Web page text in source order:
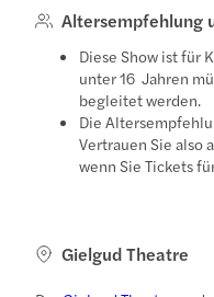
Altersempfehlung
Diese Show ist für
unter 16 Jahren
begleitet werden.
Die
Vertrauen Sie also
wenn Sie Tickets
Gielgud Theatre